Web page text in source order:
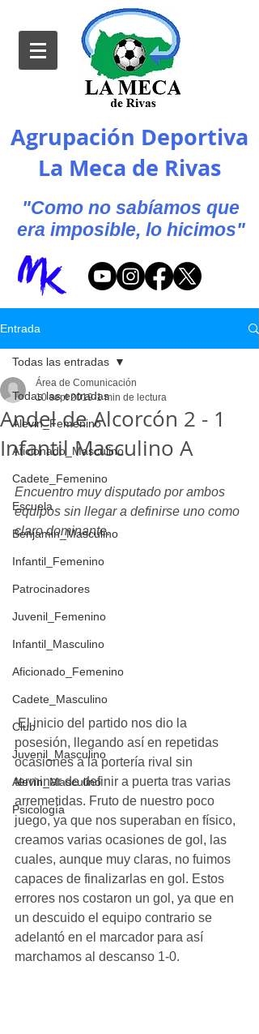
Agrupación Deportiva
La Meca de Rivas
"Como no sabíamos que
era imposible, lo hicimos"
Entrada
Todas las entradas
Alevin_Femenino
Aficionado_Masculino
Cadete_Femenino
Escuela
Benjamin_Masculino
Infantil_Femenino
Patrocinadores
Juvenil_Femenino
Infantil_Masculino
Aficionado_Femenino
Cadete_Masculino
Club
Juvenil_Masculino
Alevin_Masculino
Psicología
Todas las entradas
Andel de Alcorcón 2 - 1
Infantil Masculino A
Área de Comunicación
10 sept 2019 1 min de lectura
Encuentro muy disputado por ambos
equipos sin llegar a definirse uno como
claro dominante.
El inicio del partido nos dio la
posesión, llegando así en repetidas
ocasiones a la portería rival sin
terminar de definir a puerta tras varias
arremetidas. Fruto de nuestro poco
juego, ya que nos superaban en físico,
creamos varias ocasiones de gol, las
cuales, aunque muy claras, no fuimos
capaces de finalizarlas en gol. Estos
errores nos costaron un gol, ya que en
un descuido el equipo contrario se
adelantó en el marcador para así
marchamos al descanso 1-0.